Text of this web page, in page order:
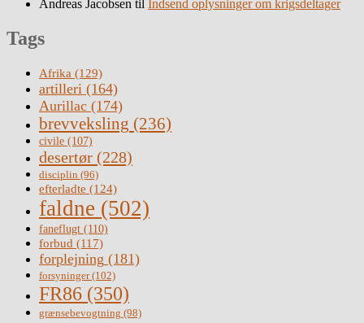
Andreas Jacobsen til Indsend oplysninger om krigsdeltager
Tags
Afrika (129)
artilleri (164)
Aurillac (174)
brevveksling (236)
civile (107)
desertør (228)
disciplin (96)
efterladte (124)
faldne (502)
faneflugt (110)
forbud (117)
forplejning (181)
forsyninger(102)
FR86 (350)
grænsebevogtning (98)